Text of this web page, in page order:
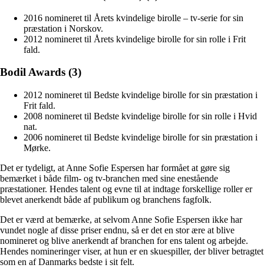
2016 nomineret til Årets kvindelige birolle – tv-serie for sin
præstation i Norskov.
2012 nomineret til Årets kvindelige birolle for sin rolle i Frit
fald.
Bodil Awards (3)
2012 nomineret til Bedste kvindelige birolle for sin præstation i
Frit fald.
2008 nomineret til Bedste kvindelige birolle for sin rolle i Hvid
nat.
2006 nomineret til Bedste kvindelige birolle for sin præstation i
Mørke.
Det er tydeligt, at Anne Sofie Espersen har formået at gøre sig
bemærket i både film- og tv-branchen med sine enestående
præstationer. Hendes talent og evne til at indtage forskellige roller er
blevet anerkendt både af publikum og branchens fagfolk.
Det er værd at bemærke, at selvom Anne Sofie Espersen ikke har
vundet nogle af disse priser endnu, så er det en stor ære at blive
nomineret og blive anerkendt af branchen for ens talent og arbejde.
Hendes nomineringer viser, at hun er en skuespiller, der bliver betragtet
som en af Danmarks bedste i sit felt.